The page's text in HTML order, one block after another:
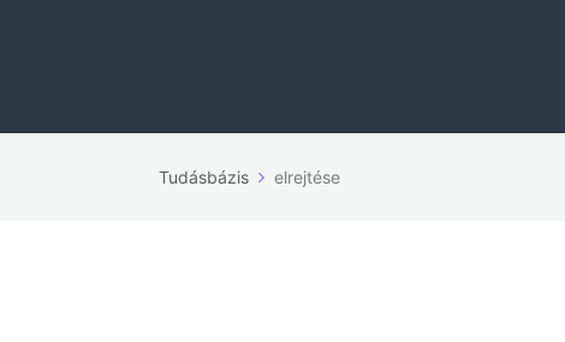
Tudásbázis elrejtése